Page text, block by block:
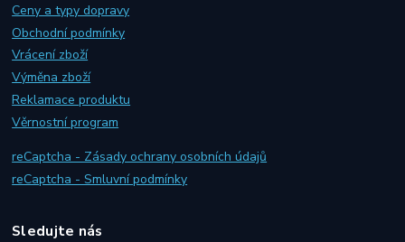
Ceny a typy dopravy
Obchodní podmínky
Vrácení zboží
Výměna zboží
Reklamace produktu
Věrnostní program
reCaptcha - Zásady ochrany osobních údajů
reCaptcha - Smluvní podmínky
Sledujte nás